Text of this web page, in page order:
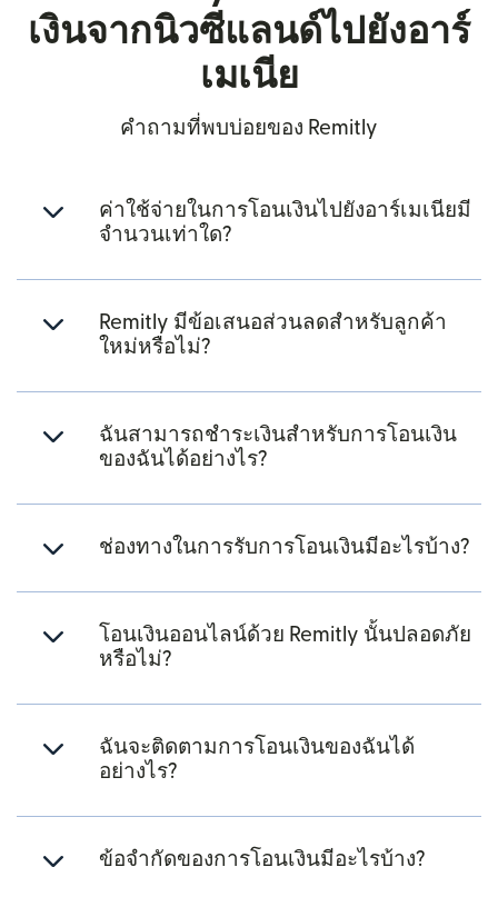
เงินจากนิวซีแลนด์ไปยังอาร์
เมเนีย
คำถามที่พบบ่อยของ Remitly
ค่าใช้จ่ายในการโอนเงินไปยังอาร์เมเนียมี
จำนวนเท่าใด?
Remitly มีข้อเสนอส่วนลดสำหรับลูกค้า
ใหม่หรือไม่?
ฉันสามารถชำระเงินสำหรับการโอนเงิน
ของฉันได้อย่างไร?
ช่องทางในการรับการโอนเงินมีอะไรบ้าง?
โอนเงินออนไลน์ด้วย Remitly นั้นปลอดภัย
หรือไม่?
ฉันจะติดตามการโอนเงินของฉันได้
อย่างไร?
ข้อจำกัดของการโอนเงินมีอะไรบ้าง?